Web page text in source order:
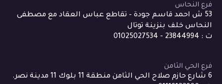
فرع النحاس
53 ش احمد قاسم جودة – تقاطع عباس العقاد مع مصطفى
النحاس خلف بنزينة توتال
ت : 23844994 - 01025027534
فرع الحي الثامن
6 شارع حازم صلاح الحي الثامن منطقة 11 بلوك 11 مدينة نصر.